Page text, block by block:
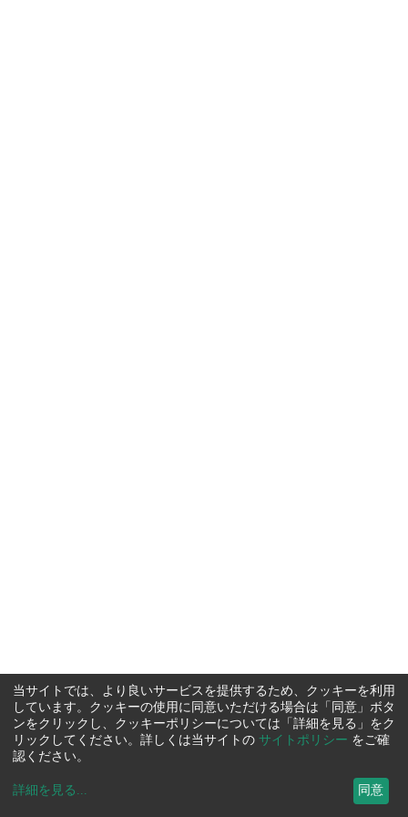
当サイトでは、より良いサービスを提供するため、クッキーを利用
しています。クッキーの使用に同意いただける場合は「同意」ボタ
ンをクリックし、クッキーポリシーについては「詳細を見る」をク
リックしてください。詳しくは当サイトの サイトポリシー をご確
認ください。
詳細を見る ... 同意